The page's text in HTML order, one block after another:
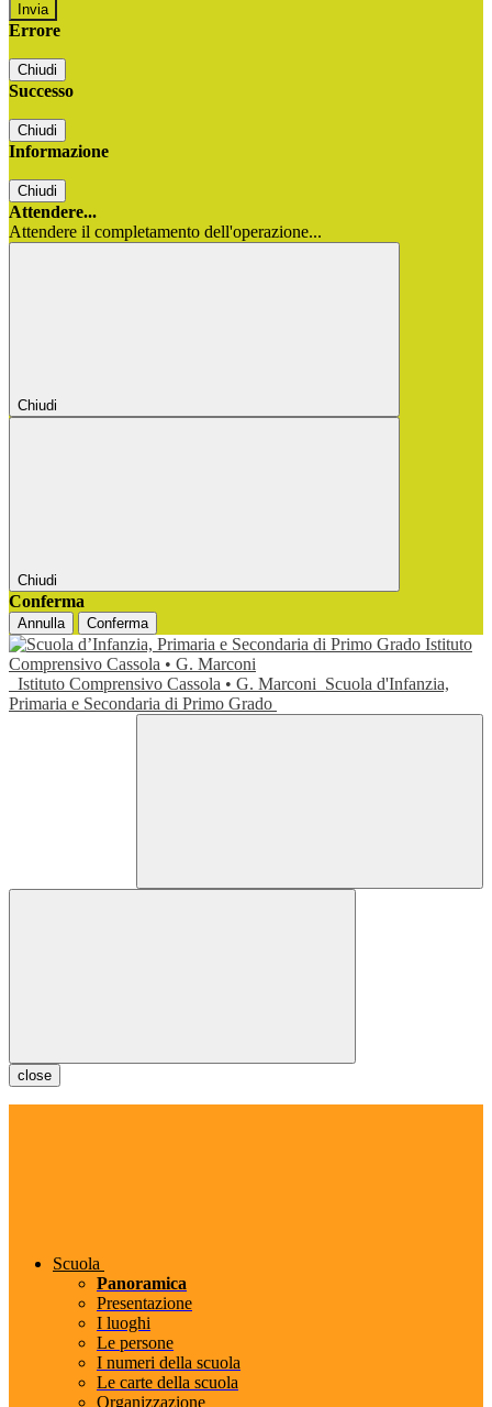
Errore
Chiudi
Successo
Chiudi
Informazione
Chiudi
Attendere...
Attendere il completamento dell'operazione...
Chiudi
Chiudi
Conferma
Annulla Conferma
Istituto Comprensivo Cassola • G. Marconi Scuola d'Infanzia,
Primaria e Secondaria di Primo Grado
close
Scuola
Panoramica
Presentazione
I luoghi
Le persone
I numeri della scuola
Le carte della scuola
Organizzazione